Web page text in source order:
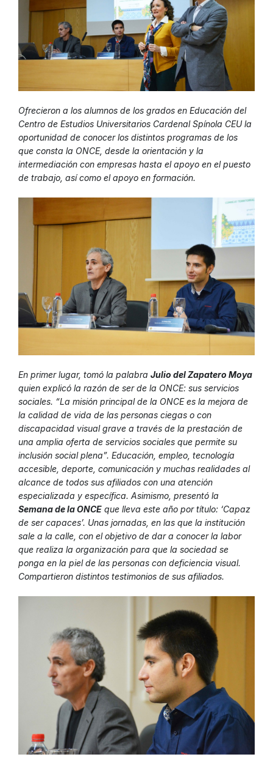
Ofrecieron a los alumnos de los grados en Educación del
Centro de Estudios Universitarios Cardenal Spínola CEU la
oportunidad de conocer los distintos programas de los
que consta la ONCE, desde la orientación y la
intermediación con empresas hasta el apoyo en el puesto
de trabajo, así como el apoyo en formación.
En primer lugar, tomó la palabra Julio del Zapatero Moya
quien explicó la razón de ser de la ONCE: sus servicios
sociales. “La misión principal de la ONCE es la mejora de
la calidad de vida de las personas ciegas o con
discapacidad visual grave a través de la prestación de
una amplia oferta de servicios sociales que permite su
inclusión social plena”. Educación, empleo, tecnología
accesible, deporte, comunicación y muchas realidades al
alcance de todos sus afiliados con una atención
especializada y específica. Asimismo, presentó la
Semana de la ONCE que lleva este año por título: ‘Capaz
de ser capaces’. Unas jornadas, en las que la institución
sale a la calle, con el objetivo de dar a conocer la labor
que realiza la organización para que la sociedad se
ponga en la piel de las personas con deficiencia visual.
Compartieron distintos testimonios de sus afiliados.